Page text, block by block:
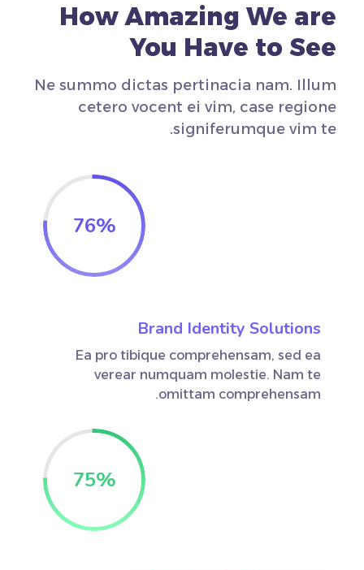
How Amazing We are
You Have to See
Ne summo dictas pertinacia nam. Illum
cetero vocent ei vim, case regione
signiferumque vim te.
76%
Brand Identity Solutions
Ea pro tibique comprehensam, sed ea
verear numquam molestie. Nam te
omittam comprehensam.
75%